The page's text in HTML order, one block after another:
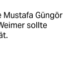
Mustafa Güngör
sollte